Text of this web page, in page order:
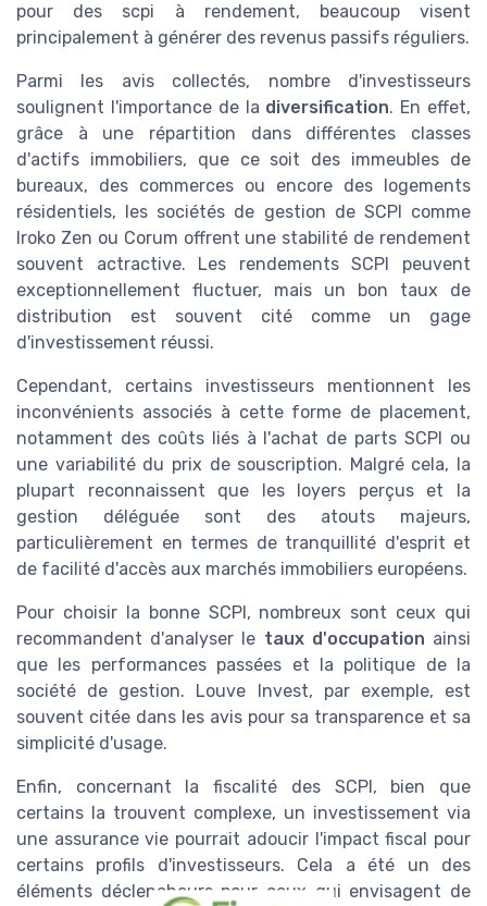
pour des scpi à rendement, beaucoup visent
principalement à générer des revenus passifs réguliers.
Parmi les avis collectés, nombre d'investisseurs
soulignent l'importance de la diversification. En effet,
grâce à une répartition dans différentes classes
d'actifs immobiliers, que ce soit des immeubles de
bureaux, des commerces ou encore des logements
résidentiels, les sociétés de gestion de SCPI comme
Iroko Zen ou Corum offrent une stabilité de rendement
souvent actractive. Les rendements SCPI peuvent
exceptionnellement fluctuer, mais un bon taux de
distribution est souvent cité comme un gage
d'investissement réussi.
Cependant, certains investisseurs mentionnent les
inconvénients associés à cette forme de placement,
notamment des coûts liés à l'achat de parts SCPI ou
une variabilité du prix de souscription. Malgré cela, la
plupart reconnaissent que les loyers perçus et la
gestion déléguée sont des atouts majeurs,
particulièrement en termes de tranquillité d'esprit et
de facilité d'accès aux marchés immobiliers européens.
Pour choisir la bonne SCPI, nombreux sont ceux qui
recommandent d'analyser le taux d'occupation ainsi
que les performances passées et la politique de la
société de gestion. Louve Invest, par exemple, est
souvent citée dans les avis pour sa transparence et sa
simplicité d'usage.
Enfin, concernant la fiscalité des SCPI, bien que
certains la trouvent complexe, un investissement via
une assurance vie pourrait adoucir l'impact fiscal pour
certains profils d'investisseurs. Cela a été un des
éléments déclencheurs pour ceux qui envisagent de